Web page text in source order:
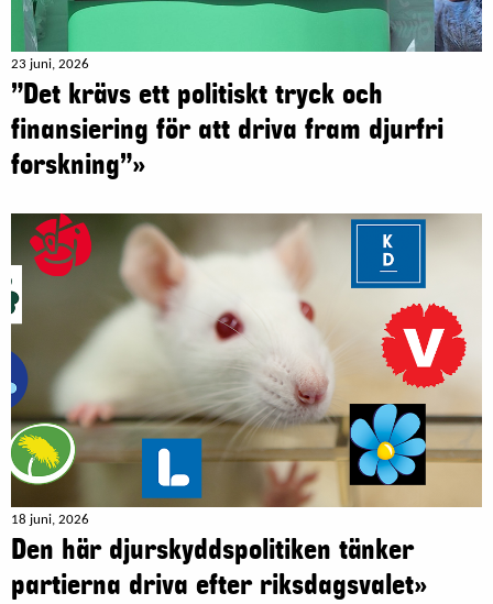
23 juni, 2026
”Det krävs ett politiskt tryck och
finansiering för att driva fram djurfri
forskning”»
18 juni, 2026
Den här djurskyddspolitiken tänker
partierna driva efter riksdagsvalet»